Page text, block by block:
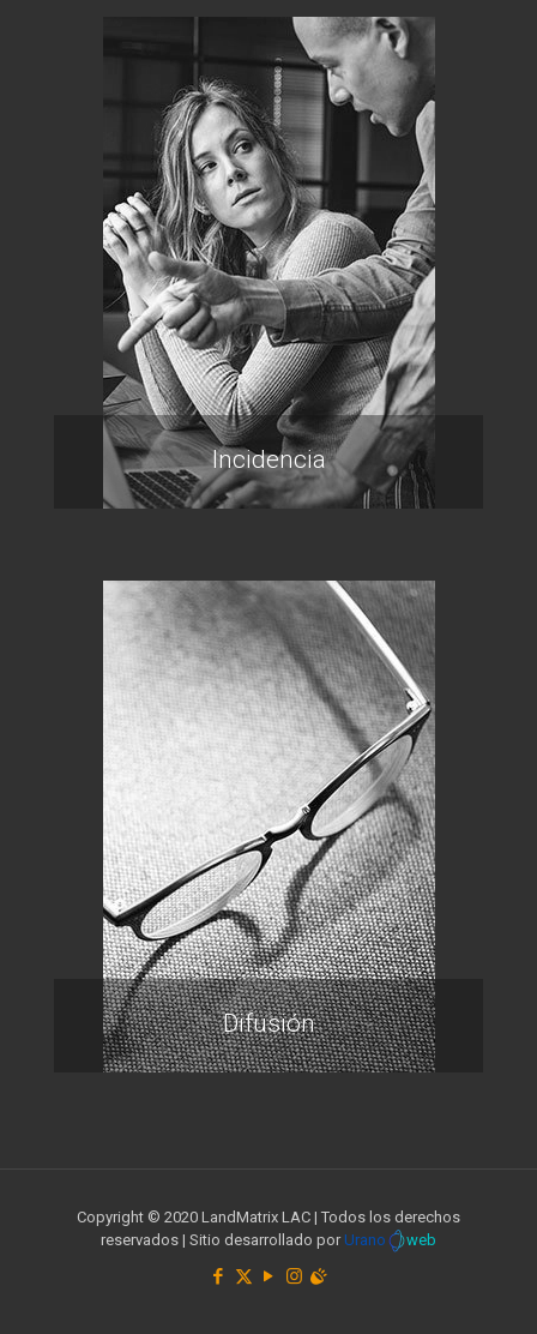
Incidencia
Difusión
Copyright © 2020 LandMatrix LAC | Todos los derechos
reservados | Sitio desarrollado por Urano web